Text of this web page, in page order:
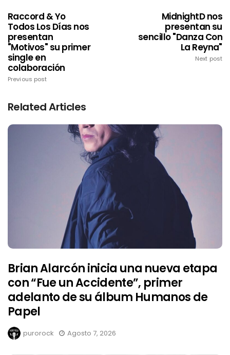
Raccord & Yo
Todos Los Días nos
presentan
"Motivos" su primer
single en
colaboración
Previous post
MidnightD nos
presentan su
sencillo "Danza Con
La Reyna"
Next post
Related Articles
Brian Alarcón inicia una nueva etapa
con “Fue un Accidente”, primer
adelanto de su álbum Humanos de
Papel
purorock Agosto 7, 2026